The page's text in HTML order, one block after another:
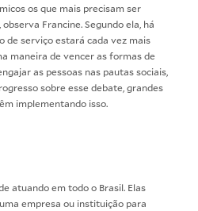
os que mais precisam ser
Francine. Segundo ela, há
de serviço estará cada vez mais
maneira de vencer as formas de
as pessoas nas pautas sociais,
sobre esse debate, grandes
implementando isso.
atuando em todo o Brasil. Elas
empresa ou instituição para